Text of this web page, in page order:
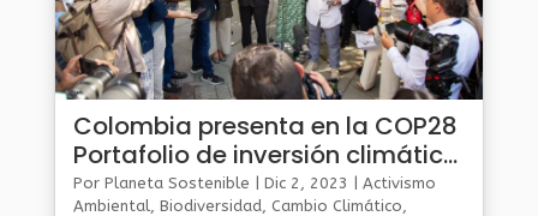
Colombia presenta en la COP28
Portafolio de inversión climática
por USD$34 billones
Por Planeta Sostenible | Dic 2, 2023 | Activismo
Ambiental Biodiversidad Cambio Climático